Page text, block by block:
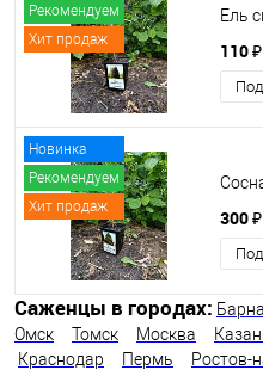
Рекомендуем
Хит продаж
Ель
110 ₽
Новинка
Рекомендуем
Хит продаж
300 ₽
Саженцы в городах:
Омск
Томск Москва
Краснодар
Пермь Ростов-